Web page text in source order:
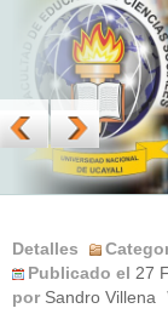
Detalles
Publicado el 27
por Sandro Villena